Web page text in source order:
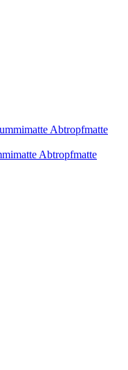
Abtropfmatte